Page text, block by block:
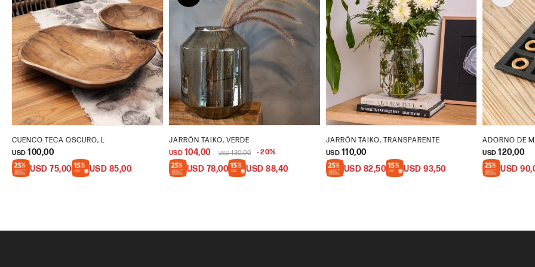
CUENCO TECA OSCURO, L
USD 100,00
USD 75,00 USD 85,00
JARRÓN TAIKO, VERDE
USD 104,00 USD 130,00 20
USD 78,00 USD 88,40
JARRÓN TAIKO, TRANSPARENTE
USD 110,00
USD 82,50 USD 93,50
ADORNO DE
USD 120,00
USD